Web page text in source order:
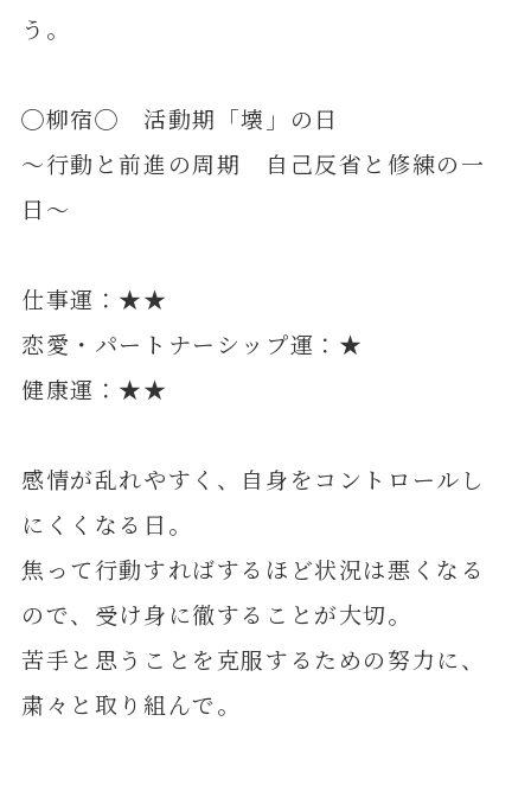
う。
◯柳宿◯ 活動期「壊」の日
～行動と前進の周期 自己反省と修練の一
日～
仕事運：★★
恋愛・パートナーシップ運：★
健康運：★★
感情が乱れやすく、自身をコントロールし
にくくなる日。
焦って行動すればするほど状況は悪くなる
ので、受け身に徹することが大切。
苦手と思うことを克服するための努力に、
粛々と取り組んで。